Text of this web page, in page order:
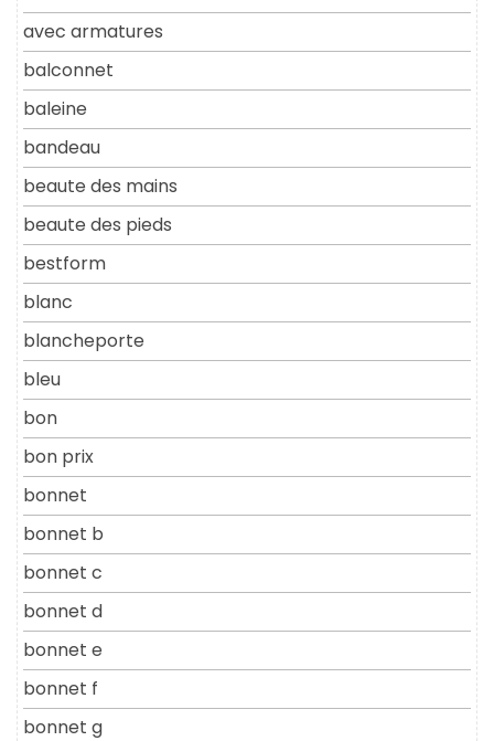
avec armatures
balconnet
baleine
bandeau
beaute des mains
beaute des pieds
bestform
blanc
blancheporte
bleu
bon
bon prix
bonnet
bonnet b
bonnet c
bonnet d
bonnet e
bonnet f
bonnet g